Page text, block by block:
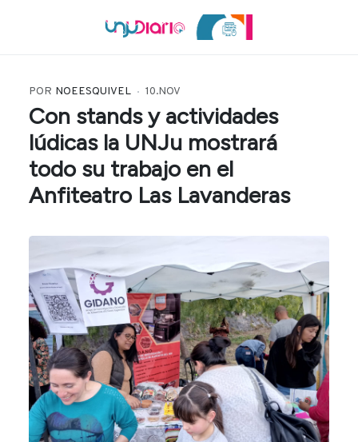
POR NOEESQUIVEL 10.NOV
Con stands y actividades
lúdicas la UNJu mostrará
todo su trabajo en el
Anfiteatro Las Lavanderas